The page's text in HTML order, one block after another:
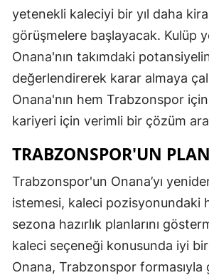
yetenekli kaleciyi bir yıl daha
görüşmelere başlayacak. Kulüp
Onana'nın takımdaki
değerlendirerek karar almaya
Onana'nın hem Trabzonspor
kariyeri için verimli bir çözüm
TRABZONSPOR'UN
Trabzonspor'un Onana’yı
istemesi, kaleci pozisyonundaki
sezona hazırlık planlarını
kaleci seçeneği konusunda iyi bir
Onana, Trabzonspor formasıyla